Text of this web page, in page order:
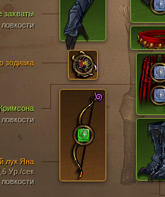
захваты
лук Яна
Ур./сек
зодиака